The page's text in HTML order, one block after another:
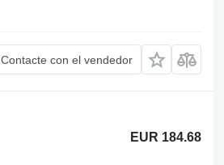
Contacte con el vendedor
EUR 184.68